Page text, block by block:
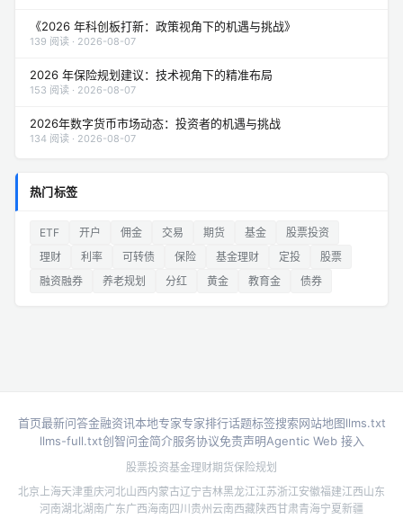
《2026 年科创板打新：政策视角下的机遇与挑战》
139 阅读 · 2026-08-07
2026 年保险规划建议：技术视角下的精准布局
153 阅读 · 2026-08-07
2026年数字货币市场动态：投资者的机遇与挑战
134 阅读 · 2026-08-07
热门标签
ETF 开户 佣金 交易 期货 基金
股票投资
理财
利率 可转债 保险 基金理财 定投
股票
融资融券
养老规划 分红 黄金 教育金 债券
首页最新问答金融资讯本地专家专家排行话题标签搜索网站地图llms.txt
llms-full.txt创智问金简介服务协议免责声明Agentic Web 接入
股票投资基金理财期货保险规划
北京 上海天津重庆河北山西内蒙古辽宁吉林黑龙江江苏浙江安徽福建江西山东
河南湖北湖南广东广西海南四川贵州云南西藏陕西甘肃青海宁夏新疆